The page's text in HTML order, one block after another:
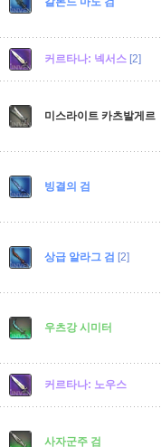
커르타나: 넥서스 [2]
미스라이트 카츠발게르
빙결의 검
상급 알라그 검 [2]
우츠강 시미터
커르타나: 노우스
사자군주 검